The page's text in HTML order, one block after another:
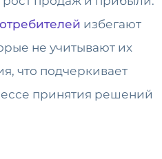
избегают
не учитывают их
что подчеркивает
принятия решений